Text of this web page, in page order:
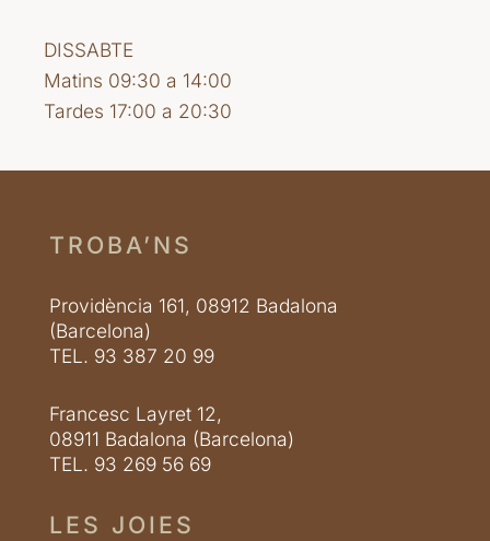
DISSABTE
Matins 09:30 a 14:00
Tardes 17:00 a 20:30
TROBA’NS
Providència 161, 08912 Badalona
(Barcelona)
TEL. 93 387 20 99
Francesc Layret 12,
08911 Badalona (Barcelona)
TEL. 93 269 56 69
LES JOIES